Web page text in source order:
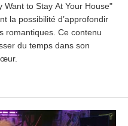
to Stay At Your House"
la possibilité d’approfondir
romantiques. Ce contenu
du temps dans son